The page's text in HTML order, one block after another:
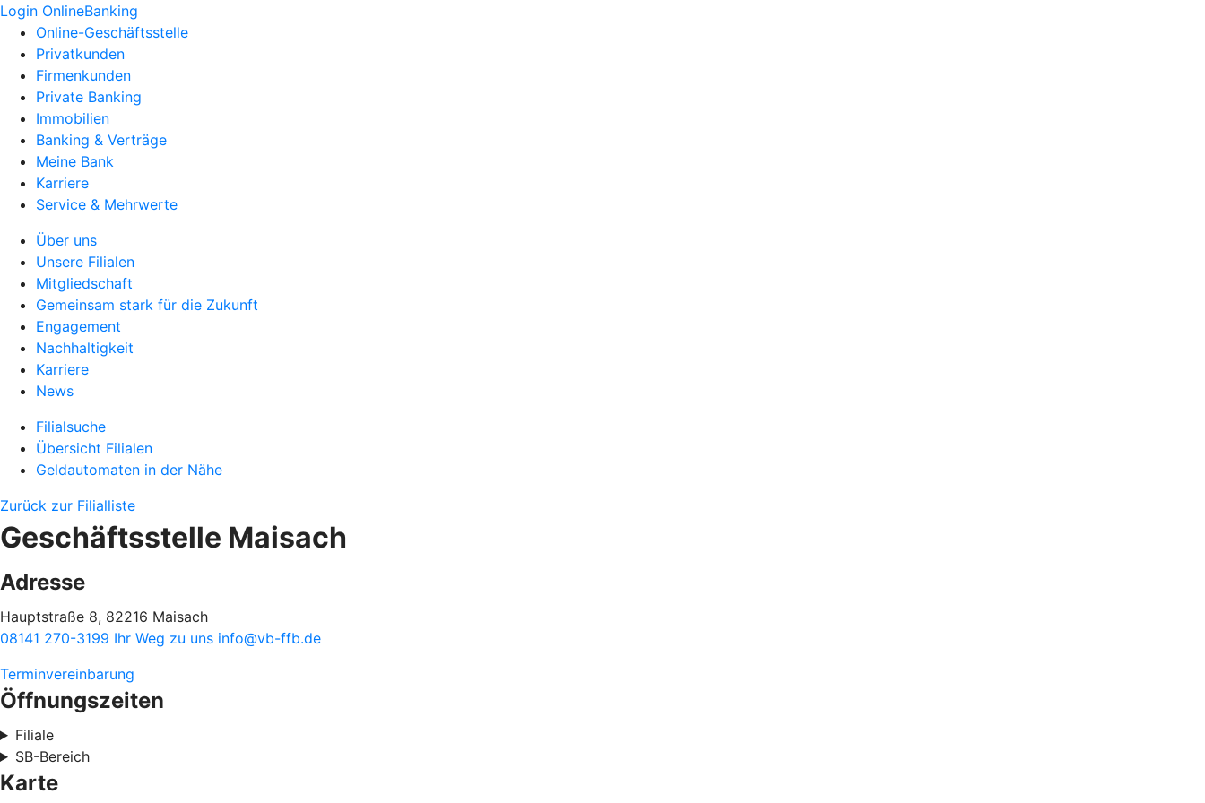
Login OnlineBanking
Online-Geschäftsstelle
Privatkunden
Firmenkunden
Private Banking
Immobilien
Banking & Verträge
Meine Bank
Karriere
Service & Mehrwerte
Über uns
Unsere Filialen
Mitgliedschaft
Gemeinsam stark für die Zukunft
Engagement
Nachhaltigkeit
Karriere
News
Filialsuche
Übersicht Filialen
Geldautomaten in der Nähe
Zurück zur Filialliste
Geschäftsstelle Maisach
Adresse
Hauptstraße 8, 82216 Maisach
08141 270-3199 Ihr Weg zu uns info@vb-ffb.de
Terminvereinbarung
Öffnungszeiten
Filiale
SB-Bereich
Karte